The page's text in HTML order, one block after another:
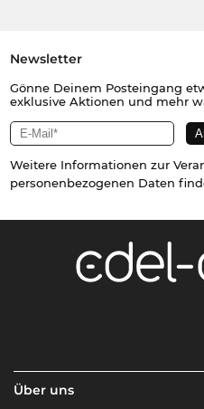
Newsletter
Gönne Deinem Posteingang
exklusive Aktionen und mehr
Weitere Informationen zur
personenbezogenen Daten
Über uns